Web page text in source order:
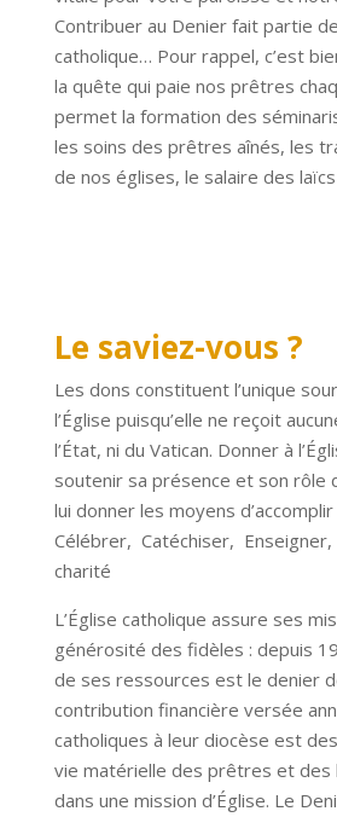
Contribuer au Denier fait partie
catholique… Pour rappel, c’est
la quête qui paie nos prêtres
permet la formation des
les soins des prêtres aînés, les
de nos églises, le salaire des
Le saviez-vous ?
Les dons constituent l’unique
l’Église puisqu’elle ne reçoit
l’État, ni du Vatican. Donner à
soutenir sa présence et son rôle
lui donner les moyens
Célébrer, Catéchiser, Enseigner,
charité
L’Église catholique assure ses
générosité des fidèles : depuis
de ses ressources est le denier
contribution financière versée
catholiques à leur diocèse est
vie matérielle des prêtres et des
dans une mission d’Église. Le